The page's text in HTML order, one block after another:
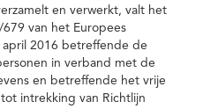
en verwerkt, valt het
van het Europees
april 2016 betreffende de
in verband met de
en betreffende het vrije
intrekking van Richtlijn